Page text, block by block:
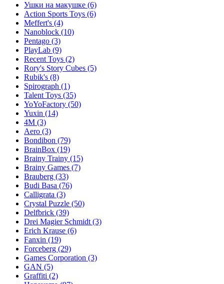
Ушки на макушке (6)
Action Sports Toys (6)
Meffert's (4)
Nanoblock (10)
Pentago (3)
PlayLab (9)
Recent Toys (2)
Rory's Story Cubes (5)
Rubik's (8)
Spirograph (1)
Talent Toys (35)
YoYoFactory (50)
Yuxin (14)
4M (3)
Aero (3)
Bondibon (79)
BrainBox (19)
Brainy Trainy (15)
Brainy Games (7)
Brauberg (33)
Budi Basa (76)
Calligrata (3)
Crystal Puzzle (50)
Delfbrick (39)
Drei Magier Schmidt (3)
Erich Krause (6)
Fanxin (19)
Forceberg (29)
Games Corporation (3)
GAN (5)
Graffiti (2)